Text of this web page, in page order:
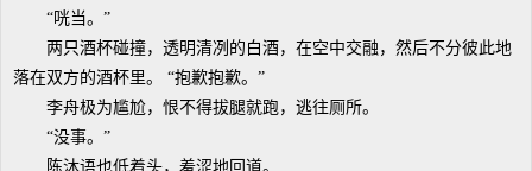
“咣当。”
两只酒杯碰撞，透明清冽的白酒，在空中交融，然后不分彼此地
落在双方的酒杯里。 “抱歉抱歉。”
李舟极为尴尬，恨不得拔腿就跑，逃往厕所。
“没事。”
陈沐语也低着头，羞涩地回道。